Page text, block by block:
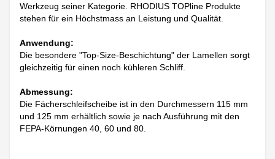
Werkzeug seiner Kategorie. RHODIUS TOPline Produkte
stehen für ein Höchstmass an Leistung und Qualität.
Anwendung:
Die besondere "Top-Size-Beschichtung" der Lamellen sorgt
gleichzeitig für einen noch kühleren Schliff.
Abmessung:
Die Fächerschleifscheibe ist in den Durchmessern 115 mm
und 125 mm erhältlich sowie je nach Ausführung mit den
FEPA-Körnungen 40, 60 und 80.